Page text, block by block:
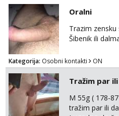
Oralni
Trazim zensku
Šibenik ili
Kategorija: Osobni kontakti ON
Tražim par
M 55g ( 178-
tražim par ili